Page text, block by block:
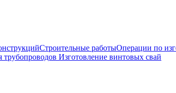
Строительные работыОперации по
трубопроводов Изготовление винтовых свай